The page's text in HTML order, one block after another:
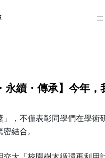
:::
續・傳承】今年，
」，不僅表彰同學們在學
結合。